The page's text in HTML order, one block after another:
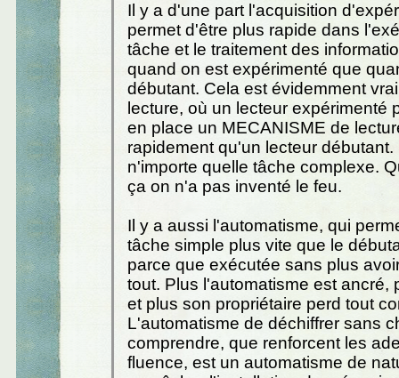
Il y a d'une part l'acquisition
permet d'être plus rapide dans
tâche et le traitement des
quand on est expérimenté que
débutant. Cela est évidemment
lecture, où un lecteur expérimenté
en place un MECANISME de
rapidement qu'un lecteur
n'importe quelle tâche complexe.
ça on n'a pas inventé le feu.
Il y a aussi l'automatisme, qui
tâche simple plus vite que le
parce que exécutée sans plus
tout. Plus l'automatisme est ancré,
et plus son propriétaire perd tout
L'automatisme de déchiffrer sans
comprendre, que renforcent les
fluence, est un automatisme de